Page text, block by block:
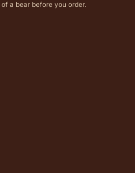
a bear before you order.